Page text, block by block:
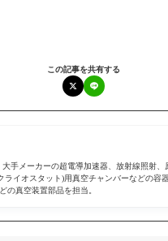
この記事を共有する
手メーカーの超電導加速器、放射線照射
イオスタット)用真空チャンバーなどの容
の真空装置部品を担当。